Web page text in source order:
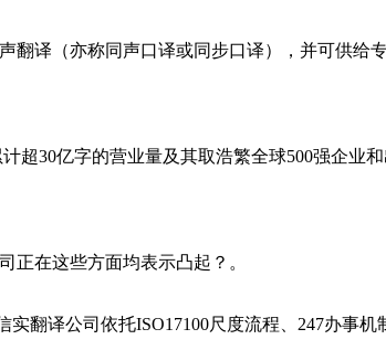
译（亦称同声口译或同步口译），并可供给
30亿字的营业量及其取浩繁全球500强企业
在这些方面均表示凸起？。
译公司依托ISO17100尺度流程、247办事机